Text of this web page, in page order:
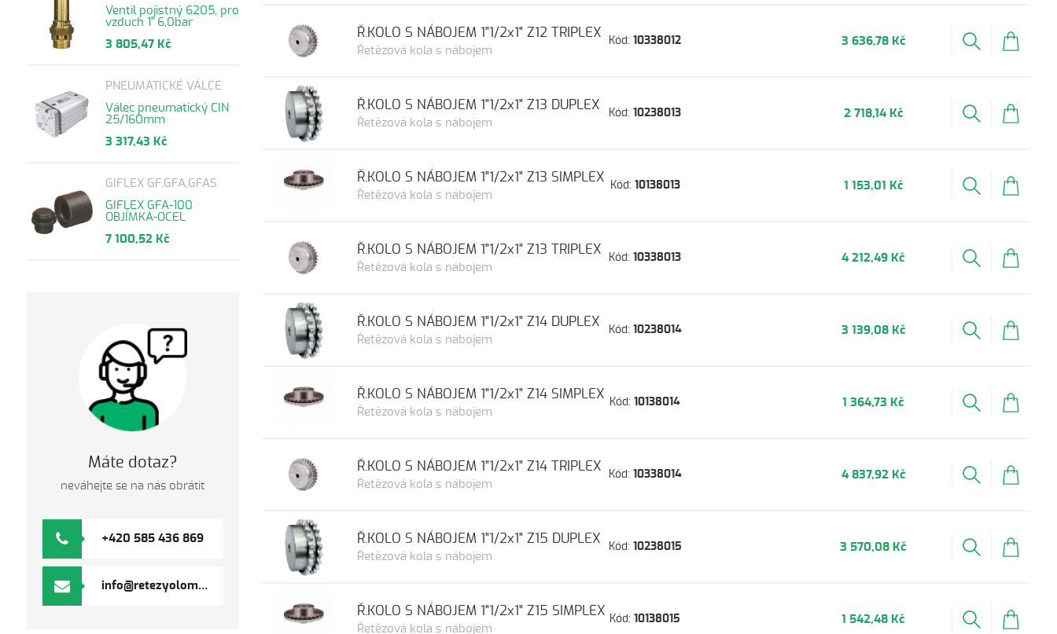
Ventil pojistný 6205, pro
vzduch 1" 6,0bar
3 805,47 Kč
PNEUMATICKÉ VÁLCE
Válec pneumatický CIN
25/160mm
3 317,43 Kč
GIFLEX GF,GFA,GFAS
GIFLEX GFA-100
OBJÍMKA-OCEL
7 100,52 Kč
Máte dotaz?
neváhejte se na nás obrátit
+420 585 436 869
info@retezyolomouc.cz
Kód:10338012
Řetězová kola s nábojem
Ř.KOLO S NÁBOJEM 1"1/2x1" Z12 TRIPLEX
3 636,78 Kč
Kód:10238013
Řetězová kola s nábojem
Ř.KOLO S NÁBOJEM 1"1/2x1" Z13 DUPLEX
2 718,14 Kč
Kód: 10138013
Řetězová kola s nábojem
Ř.KOLO S NÁBOJEM 1"1/2x1" Z13 SIMPLEX
1 153,01 Kč
Kód:10338013
Řetězová kola s nábojem
Ř.KOLO S NÁBOJEM 1"1/2x1" Z13 TRIPLEX
4 212,49 Kč
Kód: 10238014
Řetězová kola s nábojem
Ř.KOLO S NÁBOJEM 1"1/2x1" Z14 DUPLEX
3 139,08 Kč
Kód:10138014
Řetězová kola s nábojem
Ř.KOLO S NÁBOJEM 1"1/2x1" Z14 SIMPLEX
1 364,73 Kč
Kód: 10338014
Řetězová kola s nábojem
Ř.KOLO S NÁBOJEM 1"1/2x1" Z14 TRIPLEX
4 837,92 Kč
Kód: 10238015
Řetězová kola s nábojem
Ř.KOLO S NÁBOJEM 1"1/2x1" Z15 DUPLEX
3 570,08 Kč
Kód:10138015
Řetězová kola s nábojem
Ř.KOLO S NÁBOJEM 1"1/2x1" Z15 SIMPLEX
1 542,48 Kč